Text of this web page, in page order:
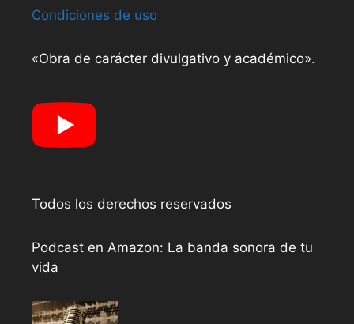
Condiciones de uso
«Obra de carácter divulgativo y académico».
Todos los derechos reservados
Podcast en Amazon: La banda sonora de tu
vida